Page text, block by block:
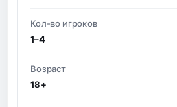
Кол-во игроков
1–4
Возраст
18+